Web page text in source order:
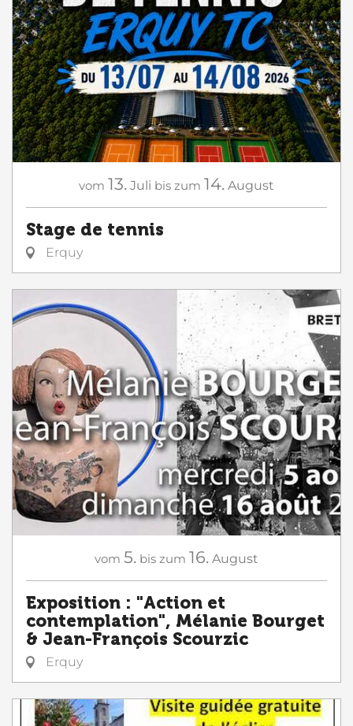
vom 13. Juli bis zum 14. August
Stage de tennis
Erquy
vom 5. bis zum 16. August
Exposition : "Action et
contemplation", Mélanie Bourget
& Jean-François Scourzic
Erquy